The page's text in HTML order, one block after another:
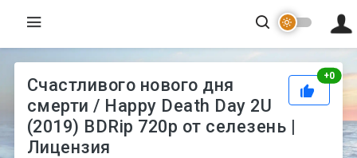
+0
Счастливого нового дня
смерти / Happy Death Day 2U
(2019) BDRip 720p от селезень |
Лицензия